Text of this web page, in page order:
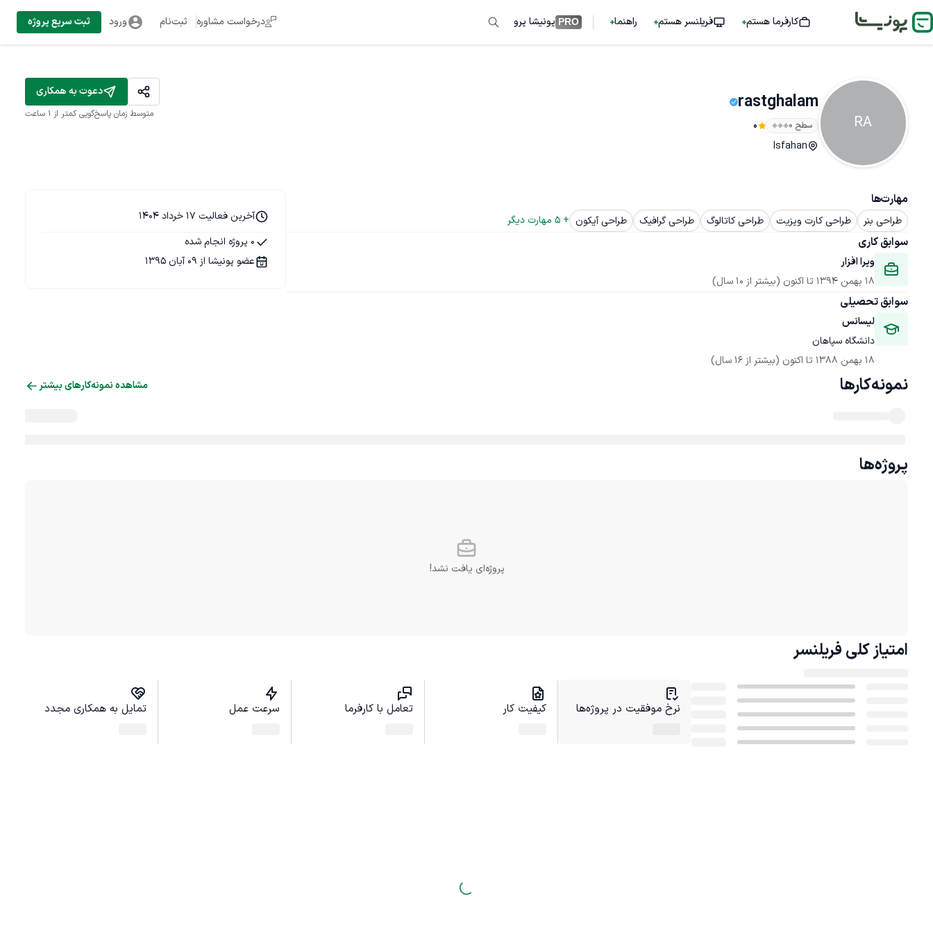
کارفرما هستم فریلنسر هستم راهنما PRO پونیشا پرو درخواست مشاوره ثبت‌نام ورود ثبت سریع پروژه
RA
rastghalam
سطح ۰ 0
Isfahan
دعوت به همکاری
متوسط زمان پاسخ‌گویی کمتر از 1 ساعت
مهارت‌ها
طراحی بنر طراحی کارت ویزیت طراحی کاتالوگ طراحی گرافیک طراحی آیکون +
5 مهارت دیگر
سوابق کاری
ویرا افزار
18 بهمن 1394
تا اکنون (بیشتر از 10 سال)
سوابق تحصیلی
لیسانس
دانشگاه سپاهان
18 بهمن 1388
تا اکنون (بیشتر از 16 سال)
آخرین فعالیت 17 خرداد 1404
0 پروژه انجام شده
عضو پونیشا از 09 آبان 1395
نمونه‌کارها مشاهده نمونه‌کارهای بیشتر
پروژه‌ها
پروژه‌ای یافت نشد!
امتیاز کلی فریلنسر
نرخ موفقیت در پروژه‌ها کیفیت کار تعامل با کارفرما سرعت عمل تمایل به همکاری مجدد